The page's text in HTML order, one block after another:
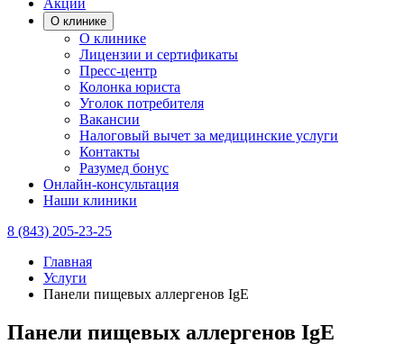
Акции
О клинике
О клинике
Лицензии и сертификаты
Пресс-центр
Колонка юриста
Уголок потребителя
Вакансии
Налоговый вычет за медицинские услуги
Контакты
Разумед бонус
Онлайн-консультация
Наши клиники
8 (843) 205-23-25
Главная
Услуги
Панели пищевых аллергенов IgE
Панели пищевых аллергенов IgE